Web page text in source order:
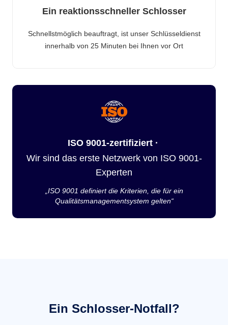
Ein reaktionsschneller Schlosser
Schnellstmöglich beauftragt, ist unser Schlüsseldienst
innerhalb von 25 Minuten bei Ihnen vor Ort
ISO 9001-zertifiziert ·
Wir sind das erste Netzwerk von ISO 9001-
Experten
„ISO 9001 definiert die Kriterien, die für ein
Qualitätsmanagementsystem gelten“
Ein Schlosser-Notfall?